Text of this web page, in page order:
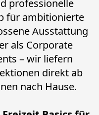
professionelle
für ambitionierte
Ausstattung
als Corporate
– wir liefern
direkt ab
nach Hause.